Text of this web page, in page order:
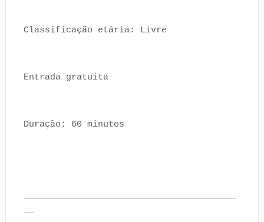
Classificação etária: Livre
Entrada gratuita
Duração: 60 minutos